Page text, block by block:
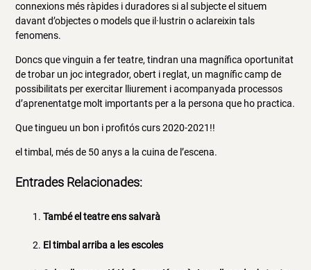
connexions més ràpides i duradores si al subjecte el situem
davant d’objectes o models que il·lustrin o aclareixin tals
fenomens.
Doncs que vinguin a fer teatre, tindran una magnífica oportunitat
de trobar un joc integrador, obert i reglat, un magnífic camp de
possibilitats per exercitar lliurement i acompanyada processos
d’aprenentatge molt importants per a la persona que ho practica.
Que tingueu un bon i profitós curs 2020-2021!!
el timbal, més de 50 anys a la cuina de l’escena.
Entrades Relacionades:
També el teatre ens salvarà
El timbal arriba a les escoles